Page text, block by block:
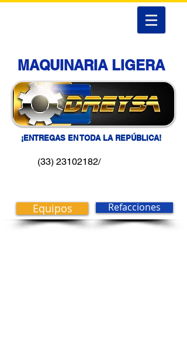
MAQUINARIA LIGERA
¡ENTREGAS EN TODA LA REPÚBLICA!
(33) 23102182/
Equipos Refacciones